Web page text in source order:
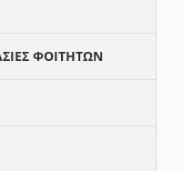
ΦΟΙΤΗΤΩΝ